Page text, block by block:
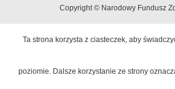
Copyright © Narodowy Fundusz
Ta strona korzysta z ciasteczek, aby
poziomie. Dalsze korzystanie ze strony